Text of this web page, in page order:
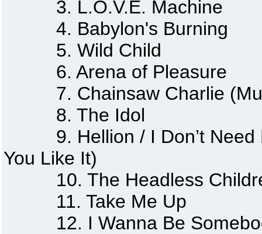
3. L.O.V.E. Machine
4. Babylon's Burning
5. Wild Child
6. Arena of Pleasure
7. Chainsaw Charlie
8. The Idol
9. Hellion / I Don’t Need
You Like It)
10. The Headless
11. Take Me Up
12. I Wanna Be